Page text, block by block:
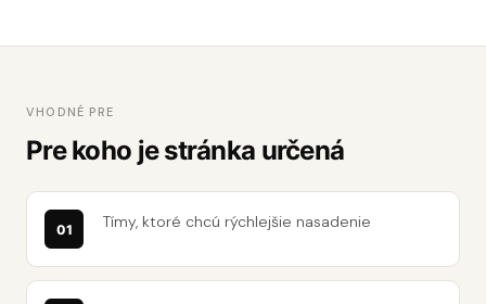
VHODNÉ PRE
Pre koho je stránka určená
Tímy, ktoré chcú rýchlejšie nasadenie